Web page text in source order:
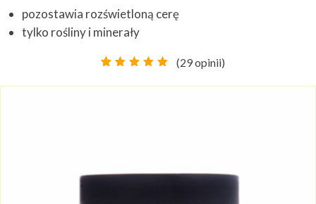
pozostawia rozświetloną cerę
tylko rośliny i minerały
4.86na
(29opinii)